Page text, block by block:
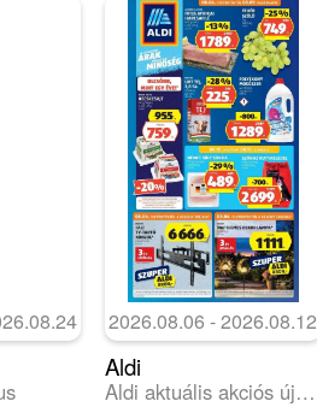
2026.08.06 - 2026.08.12
Aldi
Aldi aktuális akciós újság